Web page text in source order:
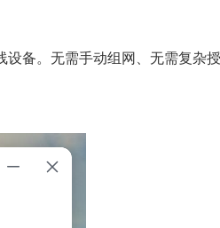
备。无需手动组网、无需复杂